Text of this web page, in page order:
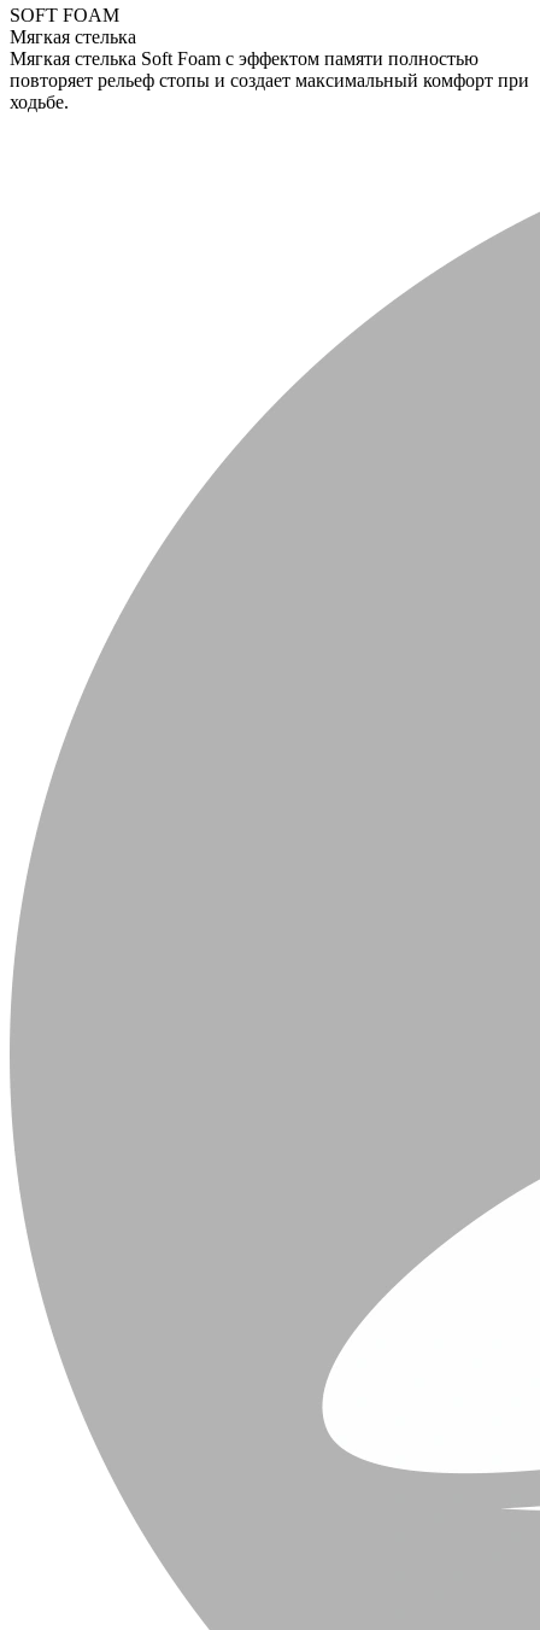
SOFT FOAM
Мягкая стелька
Мягкая стелька Soft Foam с эффектом памяти полностью
повторяет рельеф стопы и создает максимальный комфорт при
ходьбе.